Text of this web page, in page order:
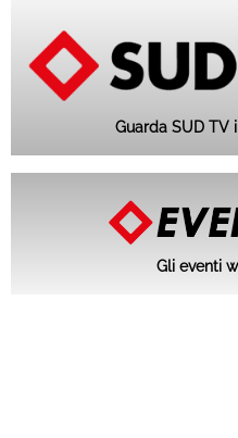
Guarda SUD TV
Gli eventi